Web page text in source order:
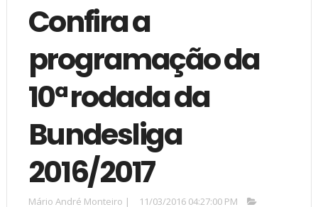
Confira a
programação da
10ª rodada da
Bundesliga
2016/2017
Mário André Monteiro |
11/03/2016 04:27:00 PM